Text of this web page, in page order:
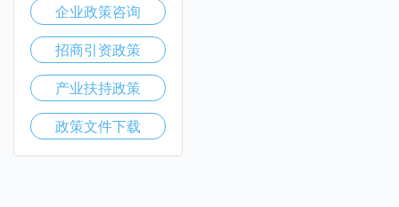
企业政策咨询
招商引资政策
产业扶持政策
政策文件下载